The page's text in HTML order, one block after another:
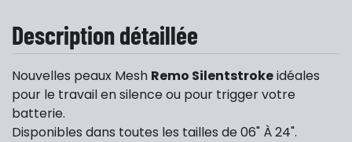
Description détaillée
Nouvelles peaux Mesh Remo Silentstrokeidéales
pour le travail en silence ou pour trigger votre
batterie.
Disponibles dans toutes les tailles de 06" À 24".